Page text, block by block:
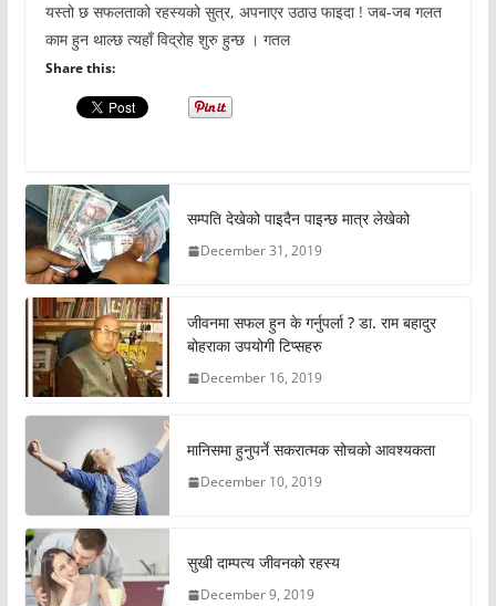
यस्तो छ सफलताको रहस्यको सुत्र, अपनाएर उठाउ फाइदा ! जब-जब गलत
काम हुन थाल्छ त्यहाँ विद्रोह शुरु हुन्छ । गतल
Share this:
सम्पति देखेको पाइदैन पाइन्छ मात्र लेखेको
December 31, 2019
जीवनमा सफल हुन के गर्नुपर्ला ? डा. राम बहादुर
बोहराका उपयोगी टिप्सहरु
December 16, 2019
मानिसमा हुनुपर्ने सकरात्मक सोचको आवश्यकता
December 10, 2019
सुखी दाम्पत्य जीवनको रहस्य
December 9, 2019